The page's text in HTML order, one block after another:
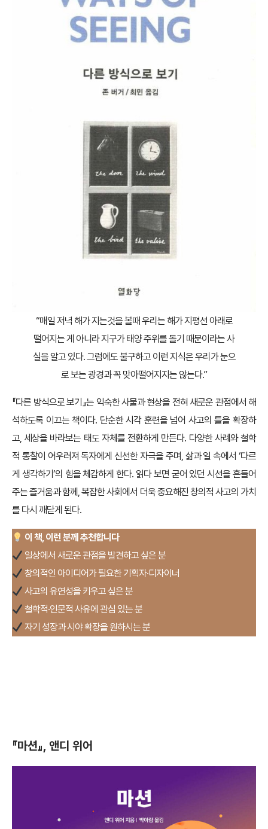
“매일 저녁 해가 지는것을 볼때 우리는 해가 지평선 아래로
떨어지는 게 아니라 지구가 태양 주위를 돌기 때문이라는 사
실을 알고 있다. 그럼에도 불구하고 이런 지식은 우리가 눈으
로 보는 광경과 꼭 맞아떨어지지는 않는다.”
『다른 방식으로 보기』는 익숙한 사물과 현상을 전혀 새로운 관점에서 해
석하도록 이끄는 책이다. 단순한 시각 훈련을 넘어 사고의 틀을 확장하
고, 세상을 바라보는 태도 자체를 전환하게 만든다. 다양한 사례와 철학
적 통찰이 어우러져 독자에게 신선한 자극을 주며, 삶과 일 속에서 ‘다르
게 생각하기’의 힘을 체감하게 한다. 읽다 보면 굳어 있던 시선을 흔들어
주는 즐거움과 함께, 복잡한 사회에서 더욱 중요해진 창의적 사고의 가치
를 다시 깨닫게 된다.
이 책, 이런 분께 추천합니다
일상에서 새로운 관점을 발견하고 싶은 분
창의적인 아이디어가 필요한 기획자·디자이너
사고의 유연성을 키우고 싶은 분
철학적·인문적 사유에 관심 있는 분
자기 성장과 시야 확장을 원하시는 분
『마션』, 앤디 위어